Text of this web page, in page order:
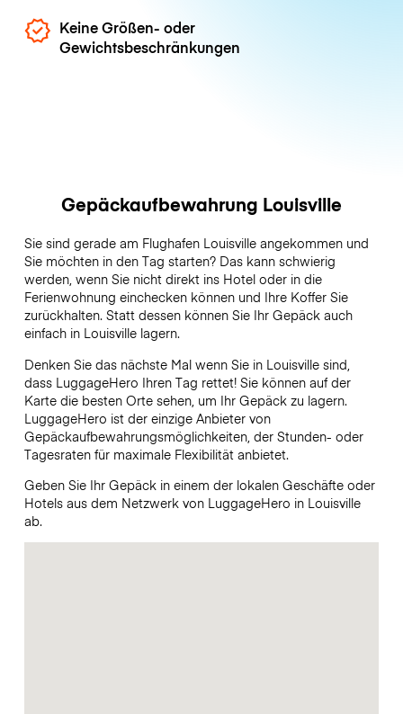
Keine Größen- oder
Gewichtsbeschränkungen
Gepäckaufbewahrung Louisville
Sie sind gerade am Flughafen Louisville angekommen und
Sie möchten in den Tag starten? Das kann schwierig
werden, wenn Sie nicht direkt ins Hotel oder in die
Ferienwohnung einchecken können und Ihre Koffer Sie
zurückhalten. Statt dessen können Sie Ihr Gepäck auch
einfach in Louisville lagern.
Denken Sie das nächste Mal wenn Sie in Louisville sind,
dass LuggageHero Ihren Tag rettet! Sie können auf der
Karte die besten Orte sehen, um Ihr Gepäck zu lagern.
LuggageHero ist der einzige Anbieter von
Gepäckaufbewahrungsmöglichkeiten, der Stunden- oder
Tagesraten für maximale Flexibilität anbietet.
Geben Sie Ihr Gepäck in einem der lokalen Geschäfte oder
Hotels aus dem Netzwerk von LuggageHero in Louisville
ab.